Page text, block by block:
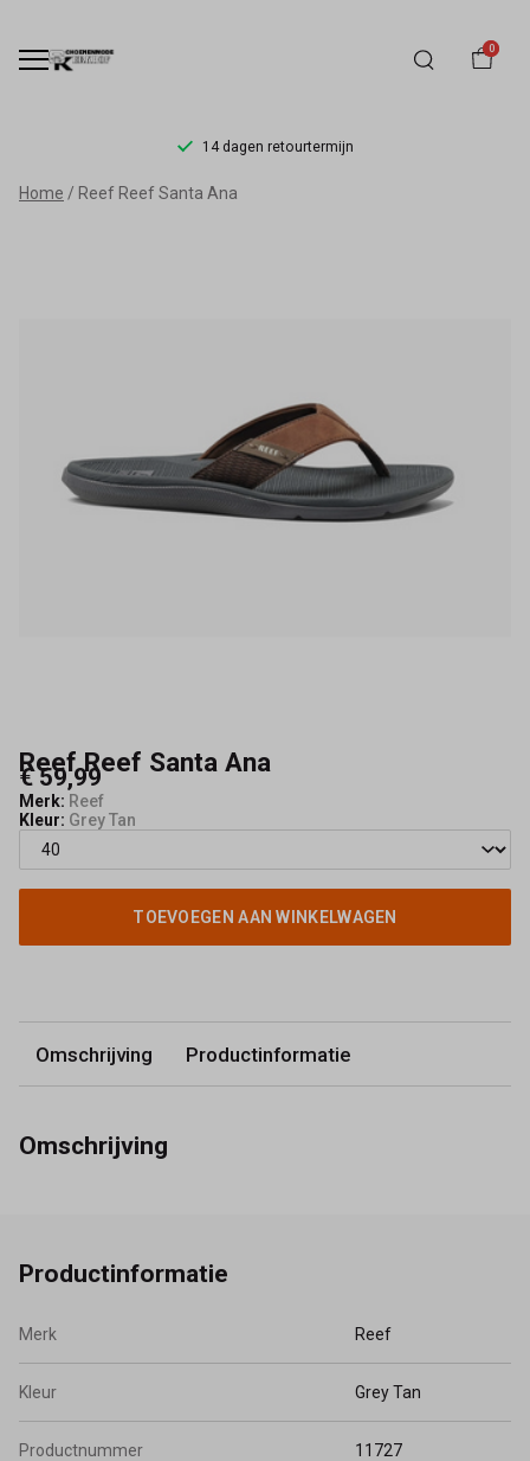
0
14 dagen retourtermijn
Reef
Schoenmode
Kerkhof
Home Reef Reef Santa Ana
Reef Reef Santa Ana
€ 59,99
Merk: Reef
Kleur: Grey Tan
TOEVOEGEN AAN WINKELWAGEN
Omschrijving Productinformatie
Omschrijving
Productinformatie
Merk Reef
Kleur Grey Tan
Productnummer 11727